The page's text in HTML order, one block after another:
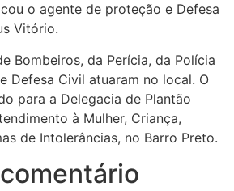
o agente de proteção e Defesa
Vitório.
Bombeiros, da Perícia, da Polícia
Defesa Civil atuaram no local. O
para a Delegacia de Plantão
à Mulher, Criança,
de Intolerâncias, no Barro Preto.